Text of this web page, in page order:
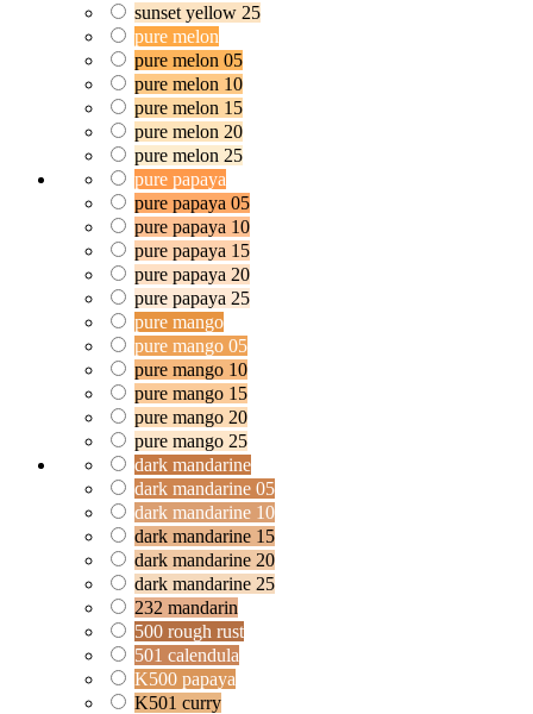
sunset yellow 25
pure melon
pure melon 05
pure melon 10
pure melon 15
pure melon 20
pure melon 25
pure papaya
pure papaya 05
pure papaya 10
pure papaya 15
pure papaya 20
pure papaya 25
pure mango
pure mango 05
pure mango 10
pure mango 15
pure mango 20
pure mango 25
dark mandarine
dark mandarine 05
dark mandarine 10
dark mandarine 15
dark mandarine 20
dark mandarine 25
232 mandarin
500 rough rust
501 calendula
K500 papaya
K501 curry